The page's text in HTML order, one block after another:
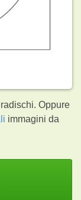
Oppure
immagini da